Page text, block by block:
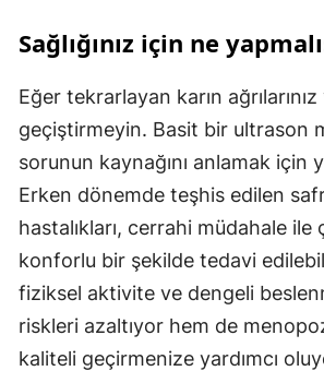
Sağlığınız için ne
Eğer tekrarlayan karın
geçiştirmeyin. Basit bir ultrason
sorunun kaynağını anlamak için
Erken dönemde teşhis edilen
hastalıkları, cerrahi müdahale ile
konforlu bir şekilde tedavi
fiziksel aktivite ve dengeli
riskleri azaltıyor hem de
kaliteli geçirmenize yardımcı